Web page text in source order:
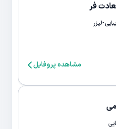
فر
لیزر
مشاهده پروفایل